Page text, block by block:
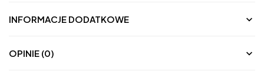
INFORMACJE DODATKOWE
OPINIE (0)